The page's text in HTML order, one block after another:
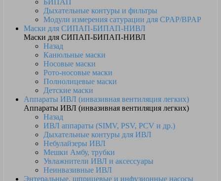
БИПАП
Дыхательные контуры и фильтры
Модули измерения сатурации для CPAP/BPAP
Маски для СИПАП-БИПАП-НИВЛ
Маски для СИПАП-БИПАП-НИВЛ
Назад
Канюльные маски
Носовые маски
Рото-носовые маски
Полнолицевые маски
Детские маски
Аппараты ИВЛ (инвазивная вентиляция легких)
Аппараты ИВЛ (инвазивная вентиляция легких)
Назад
ИВЛ аппараты (SIMV, PSV, PCV и др.)
Дыхательные контуры для ИВЛ
Небулайзеры ИВЛ
Мешки Амбу, трубки
Увлажнители ИВЛ и аксессуары
Неинвазивные ИВЛ
Энтеральные, шприцевые и инфузионные насосы